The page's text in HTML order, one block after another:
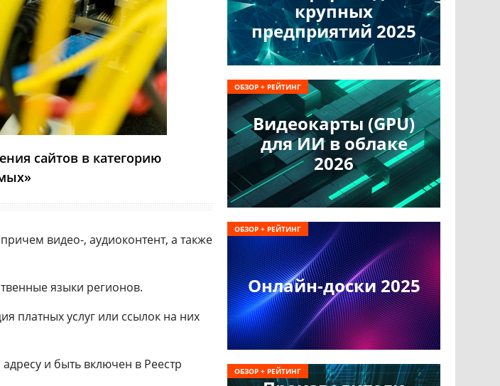
сайтов в категорию
видео-, аудиоконтент, а также
языки регионов.
платных услуг или ссылок на них
и быть включен в Реестр
крупных
предприятий 2025
Видеокарты (GPU)
для ИИ в облаке
2026
ОБЗОР + РЕЙТИНГ
Онлайн-доски 2025
ОБЗОР + РЕЙТИНГ
ОБЗОР + РЕЙТИНГ